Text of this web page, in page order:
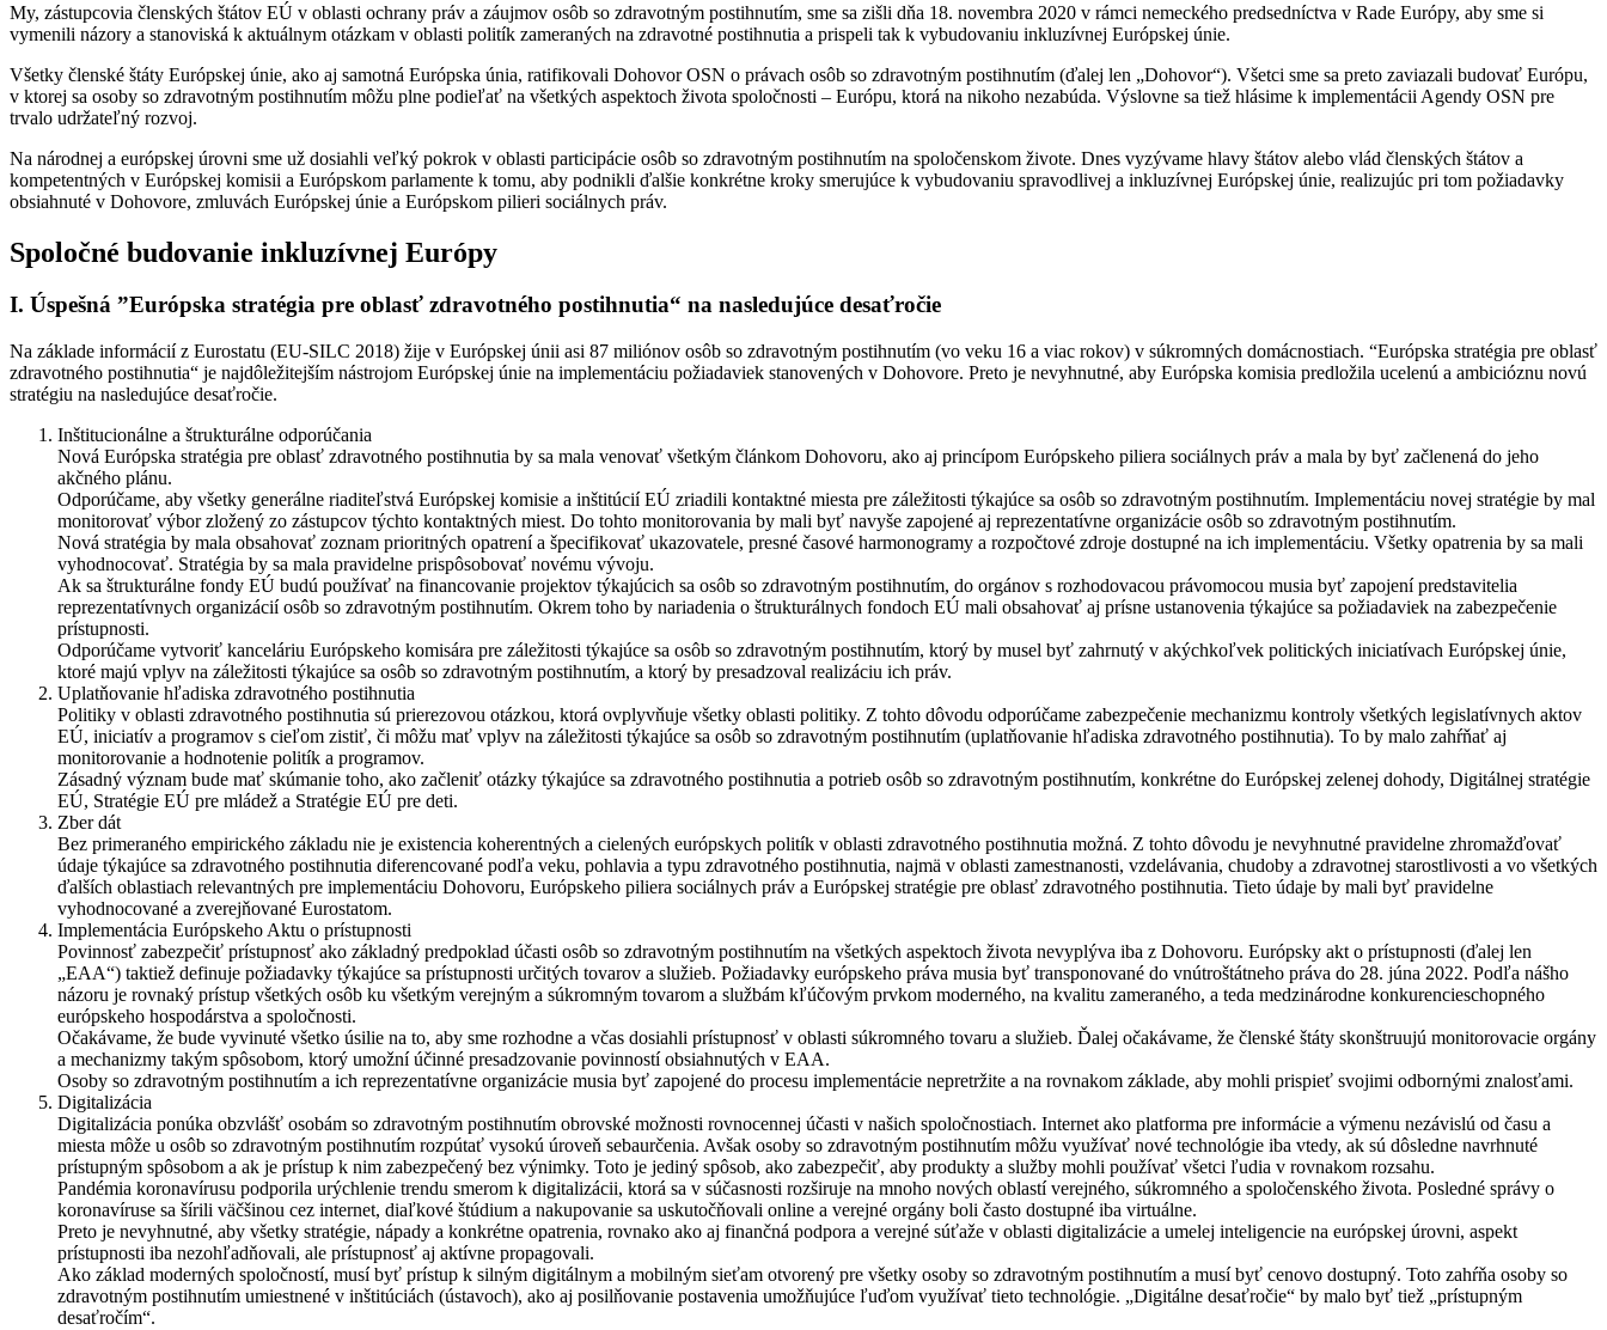
My, zástupcovia členských štátov EÚ v oblasti ochrany práv a záujmov osôb so zdravotným postihnutím, sme sa zišli dňa 18. novembra 2020 v rámci nemeckého predsedníctva v Rade Európy, aby sme si
vymenili názory a stanoviská k aktuálnym otázkam v oblasti politík zameraných na zdravotné postihnutia a prispeli tak k vybudovaniu inkluzívnej Európskej únie.
Všetky členské štáty Európskej únie, ako aj samotná Európska únia, ratifikovali Dohovor OSN o právach osôb so zdravotným postihnutím (ďalej len „Dohovor“). Všetci sme sa preto zaviazali budovať Európu,
v ktorej sa osoby so zdravotným postihnutím môžu plne podieľať na všetkých aspektoch života spoločnosti – Európu, ktorá na nikoho nezabúda. Výslovne sa tiež hlásime k implementácii Agendy OSN pre
trvalo udržateľný rozvoj.
Na národnej a európskej úrovni sme už dosiahli veľký pokrok v oblasti participácie osôb so zdravotným postihnutím na spoločenskom živote. Dnes vyzývame hlavy štátov alebo vlád členských štátov a
kompetentných v Európskej komisii a Európskom parlamente k tomu, aby podnikli ďalšie konkrétne kroky smerujúce k vybudovaniu spravodlivej a inkluzívnej Európskej únie, realizujúc pri tom požiadavky
obsiahnuté v Dohovore, zmluvách Európskej únie a Európskom pilieri sociálnych práv.
Spoločné budovanie inkluzívnej Európy
I. Úspešná ”Európska stratégia pre oblasť zdravotného postihnutia“ na nasledujúce desaťročie
Na základe informácií z Eurostatu (EU-SILC 2018) žije v Európskej únii asi 87 miliónov osôb so zdravotným postihnutím (vo veku 16 a viac rokov) v súkromných domácnostiach. “Európska stratégia pre oblasť
zdravotného postihnutia“ je najdôležitejším nástrojom Európskej únie na implementáciu požiadaviek stanovených v Dohovore. Preto je nevyhnutné, aby Európska komisia predložila ucelenú a ambicióznu novú
stratégiu na nasledujúce desaťročie.
Inštitucionálne a štrukturálne odporúčania
Nová Európska stratégia pre oblasť zdravotného postihnutia by sa mala venovať všetkým článkom Dohovoru, ako aj princípom Európskeho piliera sociálnych práv a mala by byť začlenená do jeho
akčného plánu.
Odporúčame, aby všetky generálne riaditeľstvá Európskej komisie a inštitúcií EÚ zriadili kontaktné miesta pre záležitosti týkajúce sa osôb so zdravotným postihnutím. Implementáciu novej stratégie by mal
monitorovať výbor zložený zo zástupcov týchto kontaktných miest. Do tohto monitorovania by mali byť navyše zapojené aj reprezentatívne organizácie osôb so zdravotným postihnutím.
Nová stratégia by mala obsahovať zoznam prioritných opatrení a špecifikovať ukazovatele, presné časové harmonogramy a rozpočtové zdroje dostupné na ich implementáciu. Všetky opatrenia by sa mali
vyhodnocovať. Stratégia by sa mala pravidelne prispôsobovať novému vývoju.
Ak sa štrukturálne fondy EÚ budú používať na financovanie projektov týkajúcich sa osôb so zdravotným postihnutím, do orgánov s rozhodovacou právomocou musia byť zapojení predstavitelia
reprezentatívnych organizácií osôb so zdravotným postihnutím. Okrem toho by nariadenia o štrukturálnych fondoch EÚ mali obsahovať aj prísne ustanovenia týkajúce sa požiadaviek na zabezpečenie
prístupnosti.
Odporúčame vytvoriť kanceláriu Európskeho komisára pre záležitosti týkajúce sa osôb so zdravotným postihnutím, ktorý by musel byť zahrnutý v akýchkoľvek politických iniciatívach Európskej únie,
ktoré majú vplyv na záležitosti týkajúce sa osôb so zdravotným postihnutím, a ktorý by presadzoval realizáciu ich práv.
Uplatňovanie hľadiska zdravotného postihnutia
Politiky v oblasti zdravotného postihnutia sú prierezovou otázkou, ktorá ovplyvňuje všetky oblasti politiky. Z tohto dôvodu odporúčame zabezpečenie mechanizmu kontroly všetkých legislatívnych aktov
EÚ, iniciatív a programov s cieľom zistiť, či môžu mať vplyv na záležitosti týkajúce sa osôb so zdravotným postihnutím (uplatňovanie hľadiska zdravotného postihnutia). To by malo zahŕňať aj
monitorovanie a hodnotenie politík a programov.
Zásadný význam bude mať skúmanie toho, ako začleniť otázky týkajúce sa zdravotného postihnutia a potrieb osôb so zdravotným postihnutím, konkrétne do Európskej zelenej dohody, Digitálnej stratégie
EÚ, Stratégie EÚ pre mládež a Stratégie EÚ pre deti.
Zber dát
Bez primeraného empirického základu nie je existencia koherentných a cielených európskych politík v oblasti zdravotného postihnutia možná. Z tohto dôvodu je nevyhnutné pravidelne zhromažďovať
údaje týkajúce sa zdravotného postihnutia diferencované podľa veku, pohlavia a typu zdravotného postihnutia, najmä v oblasti zamestnanosti, vzdelávania, chudoby a zdravotnej starostlivosti a vo všetkých
ďalších oblastiach relevantných pre implementáciu Dohovoru, Európskeho piliera sociálnych práv a Európskej stratégie pre oblasť zdravotného postihnutia. Tieto údaje by mali byť pravidelne
vyhodnocované a zverejňované Eurostatom.
Implementácia Európskeho Aktu o prístupnosti
Povinnosť zabezpečiť prístupnosť ako základný predpoklad účasti osôb so zdravotným postihnutím na všetkých aspektoch života nevyplýva iba z Dohovoru. Európsky akt o prístupnosti (ďalej len
„EAA“) taktiež definuje požiadavky týkajúce sa prístupnosti určitých tovarov a služieb. Požiadavky európskeho práva musia byť transponované do vnútroštátneho práva do 28. júna 2022. Podľa nášho
názoru je rovnaký prístup všetkých osôb ku všetkým verejným a súkromným tovarom a službám kľúčovým prvkom moderného, na kvalitu zameraného, a teda medzinárodne konkurencieschopného
európskeho hospodárstva a spoločnosti.
Očakávame, že bude vyvinuté všetko úsilie na to, aby sme rozhodne a včas dosiahli prístupnosť v oblasti súkromného tovaru a služieb. Ďalej očakávame, že členské štáty skonštruujú monitorovacie orgány
a mechanizmy takým spôsobom, ktorý umožní účinné presadzovanie povinností obsiahnutých v EAA.
Osoby so zdravotným postihnutím a ich reprezentatívne organizácie musia byť zapojené do procesu implementácie nepretržite a na rovnakom základe, aby mohli prispieť svojimi odbornými znalosťami.
Digitalizácia
Digitalizácia ponúka obzvlášť osobám so zdravotným postihnutím obrovské možnosti rovnocennej účasti v našich spoločnostiach. Internet ako platforma pre informácie a výmenu nezávislú od času a
miesta môže u osôb so zdravotným postihnutím rozpútať vysokú úroveň sebaurčenia. Avšak osoby so zdravotným postihnutím môžu využívať nové technológie iba vtedy, ak sú dôsledne navrhnuté
prístupným spôsobom a ak je prístup k nim zabezpečený bez výnimky. Toto je jediný spôsob, ako zabezpečiť, aby produkty a služby mohli používať všetci ľudia v rovnakom rozsahu.
Pandémia koronavírusu podporila urýchlenie trendu smerom k digitalizácii, ktorá sa v súčasnosti rozširuje na mnoho nových oblastí verejného, súkromného a spoločenského života. Posledné správy o
koronavíruse sa šírili väčšinou cez internet, diaľkové štúdium a nakupovanie sa uskutočňovali online a verejné orgány boli často dostupné iba virtuálne.
Preto je nevyhnutné, aby všetky stratégie, nápady a konkrétne opatrenia, rovnako ako aj finančná podpora a verejné súťaže v oblasti digitalizácie a umelej inteligencie na európskej úrovni, aspekt
prístupnosti iba nezohľadňovali, ale prístupnosť aj aktívne propagovali.
Ako základ moderných spoločností, musí byť prístup k silným digitálnym a mobilným sieťam otvorený pre všetky osoby so zdravotným postihnutím a musí byť cenovo dostupný. Toto zahŕňa osoby so
zdravotným postihnutím umiestnené v inštitúciách (ústavoch), ako aj posilňovanie postavenia umožňujúce ľuďom využívať tieto technológie. „Digitálne desaťročie“ by malo byť tiež „prístupným
desaťročím“.